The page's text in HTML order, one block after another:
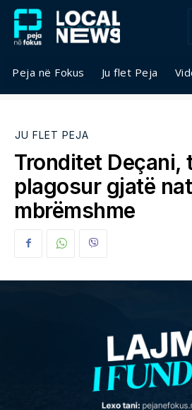
Peja në Fokus Ju flet Peja
JU FLET PEJA
Tronditet Deçani,
plagosur gjatë
mbrëmshme